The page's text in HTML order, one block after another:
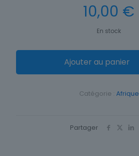
10,00 €
En stock
Ajouter au panier
Catégorie : Afrique
Partager